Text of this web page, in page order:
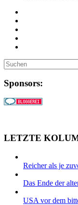
Sponsors:
LETZTE
Reicher als je
Das Ende der
USA vor dem